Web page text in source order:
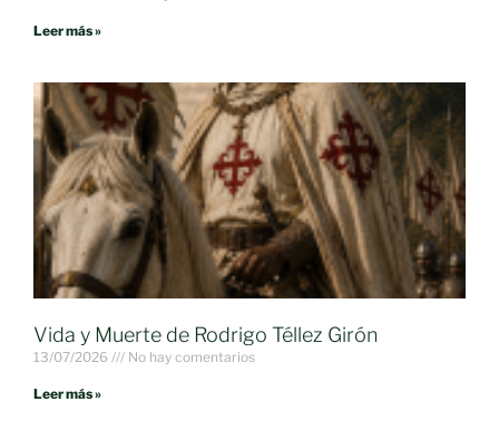
Leer más »
Vida y Muerte de Rodrigo Téllez Girón
13/07/2026 No hay comentarios
Leer más »